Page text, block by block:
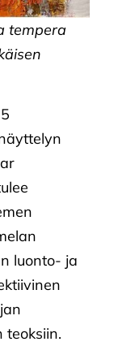
tempera
luonto- ja
teoksiin.